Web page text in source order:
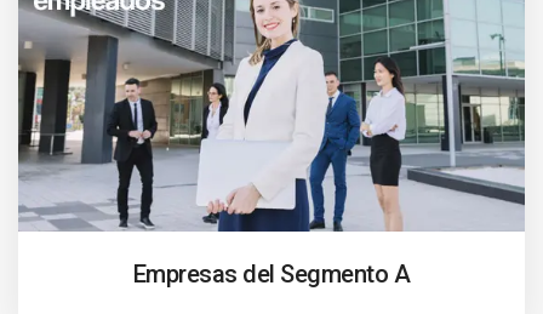
Empresas del Segmento A